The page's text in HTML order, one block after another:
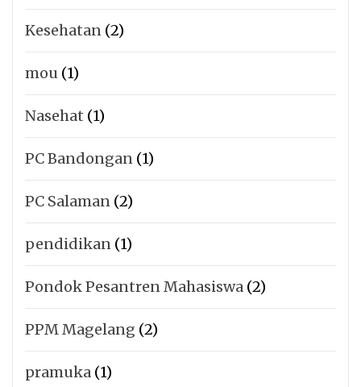
Kesehatan (2)
mou (1)
Nasehat (1)
PC Bandongan (1)
PC Salaman (2)
pendidikan (1)
Pondok Pesantren Mahasiswa (2)
PPM Magelang (2)
pramuka (1)